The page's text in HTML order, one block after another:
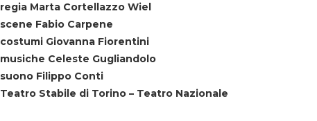
regia Marta Cortellazzo Wiel
scene Fabio Carpene
costumi Giovanna Fiorentini
musiche Celeste Gugliandolo
suono Filippo Conti
Teatro Stabile di Torino – Teatro Nazionale